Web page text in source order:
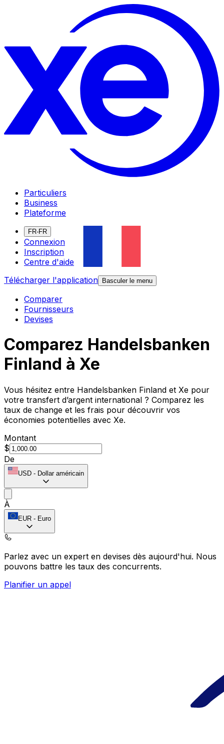
Particuliers
Business
Plateforme
FR-FR
Connexion
Inscription
Centre d'aide
Télécharger l'application
Basculer le menu
Comparer
Fournisseurs
Devises
Comparez Handelsbanken
Finland à Xe
Vous hésitez entre Handelsbanken Finland et Xe pour
votre transfert d’argent international ? Comparez les
taux de change et les frais pour découvrir vos
économies potentielles avec Xe.
Montant
$
De
USD - Dollar américain
À
EUR - Euro
Parlez avec un expert en devises dès aujourd'hui. Nous
pouvons battre les taux des concurrents.
Planifier un appel